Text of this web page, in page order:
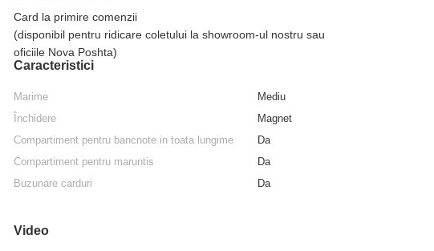
Card la primire comenzii
(disponibil pentru ridicare coletului la showroom-ul nostru sau
oficiile Nova Poshta)
Caracteristici
Marime
Mediu
Închidere
Magnet
Compartiment pentru bancnote in toata lungime
Da
Compartiment pentru maruntis
Da
Buzunare carduri
Da
Video